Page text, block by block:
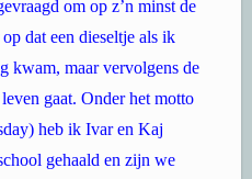
om op z’n minst de
dat een dieseltje als ik
kwam, maar vervolgens de
gaat. Onder het motto
heb ik Ivar en Kaj
gehaald en zijn we